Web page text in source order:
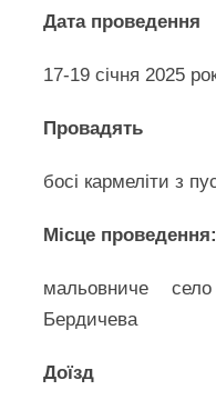
Дата проведення
17-19 січня 2025
Провадять
босі кармеліти з
Місце проведення:
мальовниче
Бердичева
Доїзд